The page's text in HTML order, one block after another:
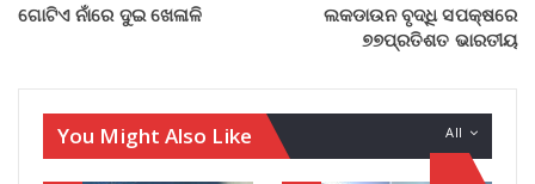
ଗୋଟିଏ ନାଁରେ ଦୁଇ ଖେଳାଳି
ଲକଡାଉନ ବୃଦ୍ଧି ସପକ୍ଷରେ
୭୭ପ୍ରତିଶତ ଭାରତୀୟ
All
You Might Also Like